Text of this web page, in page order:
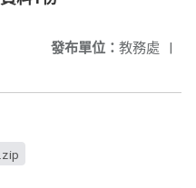
發布單位： 教務處 |